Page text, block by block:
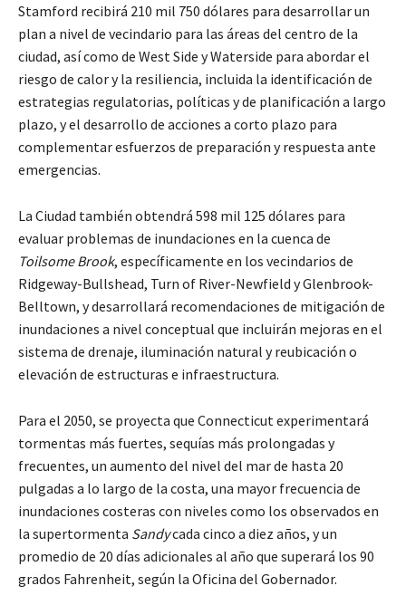
Stamford recibirá 210 mil 750 dólares para desarrollar un
plan a nivel de vecindario para las áreas del centro de la
ciudad, así como de West Side y Waterside para abordar el
riesgo de calor y la resiliencia, incluida la identificación de
estrategias regulatorias, políticas y de planificación a largo
plazo, y el desarrollo de acciones a corto plazo para
complementar esfuerzos de preparación y respuesta ante
emergencias.
La Ciudad también obtendrá 598 mil 125 dólares para
evaluar problemas de inundaciones en la cuenca de
Toilsome Brook, específicamente en los vecindarios de
Ridgeway-Bullshead, Turn of River-Newfield y Glenbrook-
Belltown, y desarrollará recomendaciones de mitigación de
inundaciones a nivel conceptual que incluirán mejoras en el
sistema de drenaje, iluminación natural y reubicación o
elevación de estructuras e infraestructura.
Para el 2050, se proyecta que Connecticut experimentará
tormentas más fuertes, sequías más prolongadas y
frecuentes, un aumento del nivel del mar de hasta 20
pulgadas a lo largo de la costa, una mayor frecuencia de
inundaciones costeras con niveles como los observados en
la supertormenta Sandycada cinco a diez años, y un
promedio de 20 días adicionales al año que superará los 90
grados Fahrenheit, según la Oficina del Gobernador.